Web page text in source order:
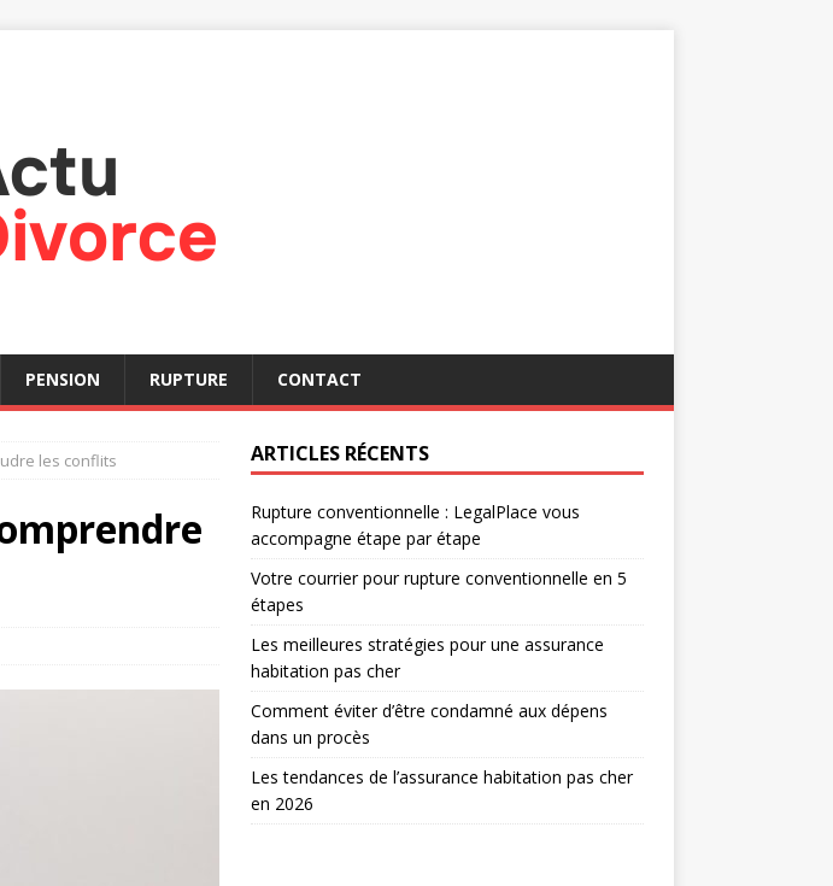
PENSION RUPTURE CONTACT
les conflits ARTICLES RÉCENTS
Rupture conventionnelle : LegalPlace vous
accompagne étape par étape
Votre courrier pour rupture conventionnelle en 5
étapes
Les meilleures stratégies pour une assurance
habitation pas cher
Comment éviter d’être condamné aux dépens
dans un procès
Les tendances de l’assurance habitation pas cher
en 2026